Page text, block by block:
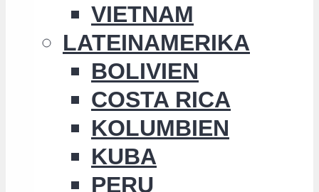
VIETNAM
LATEINAMERIKA
BOLIVIEN
COSTA RICA
KOLUMBIEN
KUBA
PERU